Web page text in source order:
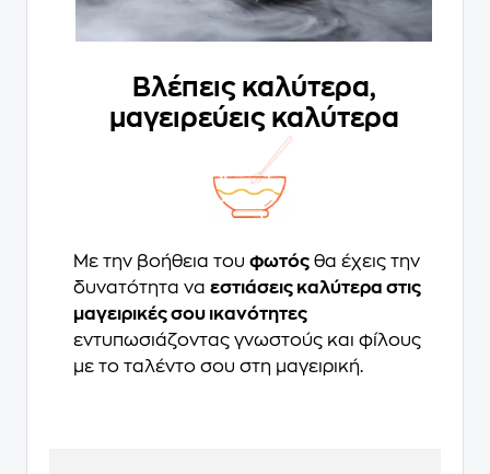
Βλέπεις καλύτερα,
μαγειρεύεις καλύτερα
Με την βοήθεια του φωτός θα έχεις την
δυνατότητα να εστιάσεις καλύτερα στις
μαγειρικές σου ικανότητες
εντυπωσιάζοντας γνωστούς και φίλους
με το ταλέντο σου στη μαγειρική.